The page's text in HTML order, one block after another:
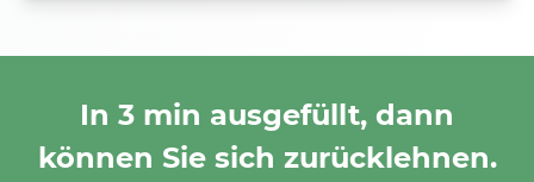
In 3 min ausgefüllt, dann
können Sie sich zurücklehnen.